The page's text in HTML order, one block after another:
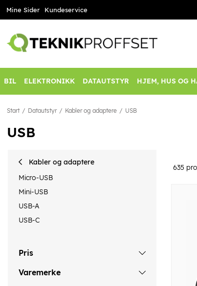
Mine Sider Kundeservice
BIL ELEKTRONIKK DATAUTSTYR HJEM, HUS OG
Start Datautstyr Kabler og adaptere USB
USB
Kabler og adaptere
Micro-USB
Mini-USB
USB-A
USB-C
Pris
Varemerke
635